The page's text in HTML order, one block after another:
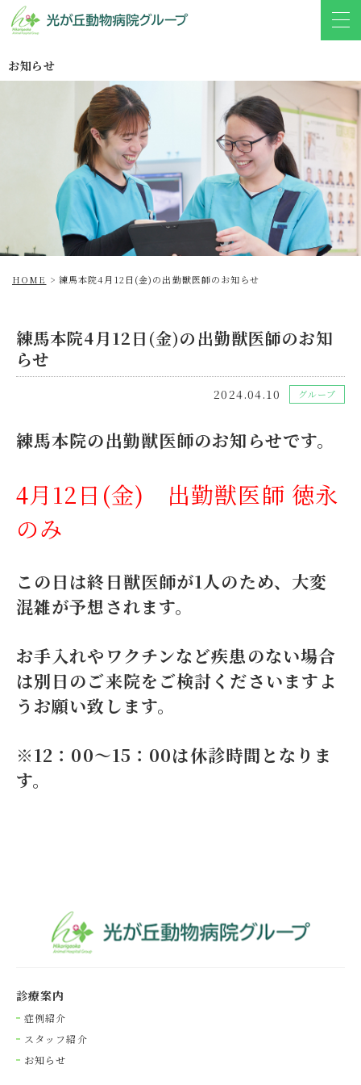
お知らせ
HOME > 練馬本院4月12日(金)の出勤獣医師のお知らせ
練馬本院4月12日(金)の出勤獣医師のお知
らせ
2024.04.10 グループ
練馬本院の出勤獣医師のお知らせです。
4月12日(金) 出勤獣医師 徳永
のみ
この日は終日獣医師が1人のため、大変
混雑が予想されます。
お手入れやワクチンなど疾患のない場合
は別日のご来院をご検討くださいますよ
うお願い致します。
※12：00～15：00は休診時間となりま
す。
診療案内
症例紹介
スタッフ紹介
お知らせ